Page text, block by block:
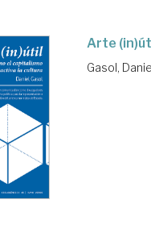
Arte
Gasol,